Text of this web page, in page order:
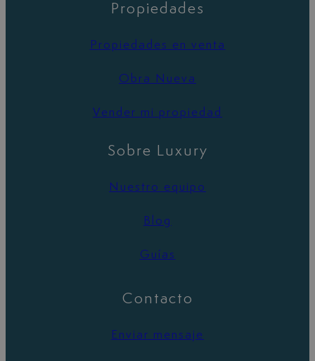
Propiedades
Propiedades en venta
Obra Nueva
Vender mi propiedad
Sobre Luxury
Nuestro equipo
Blog
Guías
Contacto
Enviar mensaje